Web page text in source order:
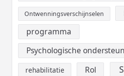
Ontwenningsverschijnselen
programma
Psychologische
rehabilitatie Rol